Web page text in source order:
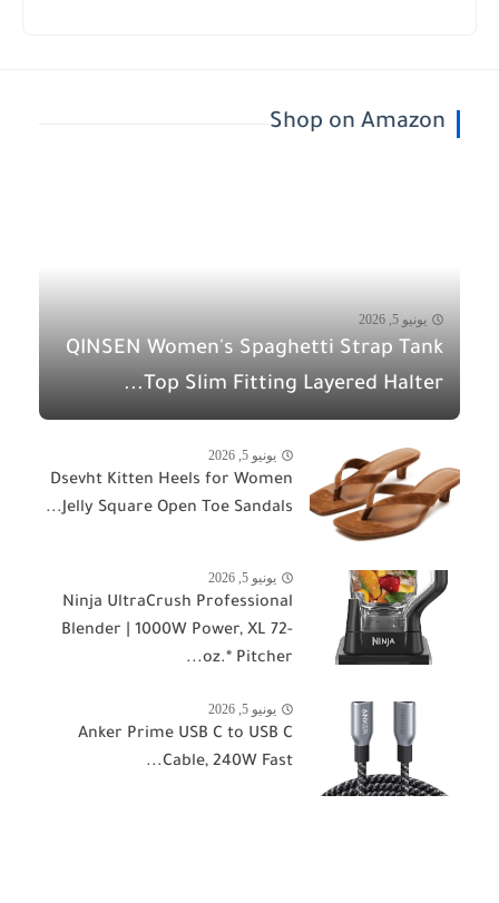
Shop on Amazon
يونيو 5, 2026
QINSEN Women's Spaghetti Strap Tank
Top Slim Fitting Layered Halter...
يونيو 5, 2026
Dsevht Kitten Heels for Women
Jelly Square Open Toe Sandals...
يونيو 5, 2026
Ninja UltraCrush Professional
Blender | 1000W Power, XL 72-
oz.* Pitcher...
يونيو 5, 2026
Anker Prime USB C to USB C
Cable, 240W Fast...